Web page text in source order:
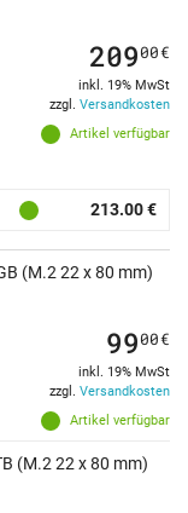
Artikel verfügbar
20900€
inkl. 19% MwSt
zzgl. Versandkosten
213.00 €
(M.2 22 x 80 mm)
Artikel verfügbar
9900€
inkl. 19% MwSt
zzgl. Versandkosten
(M.2 22 x 80 mm)